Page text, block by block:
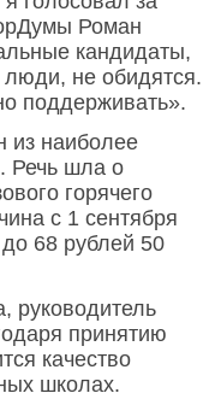
Роман
кандидаты,
люди, не обидятся.
поддерживать».
из наиболее
Речь шла о
горячего
с 1 сентября
68 рублей 50
руководитель
принятию
качество
школах.